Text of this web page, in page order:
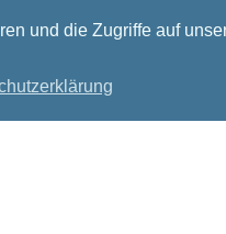
und die Zugriffe auf